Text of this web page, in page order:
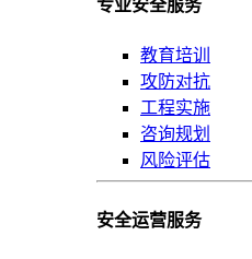
专业安全服务
教育培训
攻防对抗
工程实施
咨询规划
风险评估
安全运营服务